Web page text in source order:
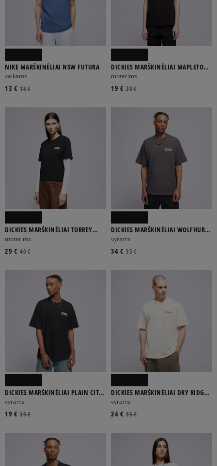
NIKE MARŠKINĖLIAI NSW FUTURA
vaikams
18 €
13 €
DICKIES MARŠKINĖLIAI MAPLETON
SS TEE
moterims
28 €
19 €
DICKIES MARŠKINĖLIAI TORREY
2FER TEE W
moterims
40 €
29 €
DICKIES MARŠKINĖLIAI WOLFHURST
SS TEE
vyrams
35 €
34 €
DICKIES MARŠKINĖLIAI PLAIN CITY
SS TEE
vyrams
35 €
19 €
DICKIES MARŠKINĖLIAI DRY RIDGE
SS TEE
vyrams
35 €
24 €